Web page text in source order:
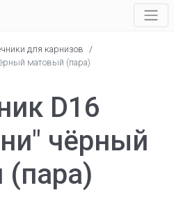
для карнизов /
матовый (пара)
D16
чёрный